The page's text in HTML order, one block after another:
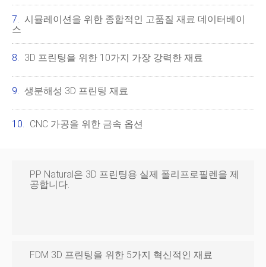
시뮬레이션을 위한 종합적인 고품질 재료 데이터베이
스
3D 프린팅을 위한 10가지 가장 강력한 재료
생분해성 3D 프린팅 재료
CNC 가공을 위한 금속 옵션
PP Natural은 3D 프린팅용 실제 폴리프로필렌을 제
공합니다.
FDM 3D 프린팅을 위한 5가지 혁신적인 재료